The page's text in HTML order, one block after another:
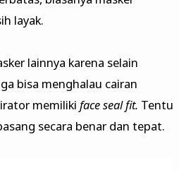
layak.
lainnya karena selain
bisa menghalau cairan
memiliki face seal fit. Tentu
secara benar dan tepat.